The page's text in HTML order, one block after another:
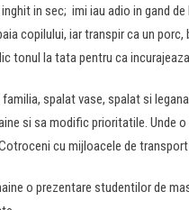
in sec; imi iau adio in gand
copilului, iar transpir ca un
tonul la tata pentru ca
spalat vase, spalat si
si sa modific prioritatile. Unde
cu mijloacele de
o prezentare studentilor de